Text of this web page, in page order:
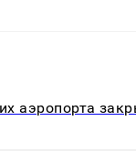
аэропорта